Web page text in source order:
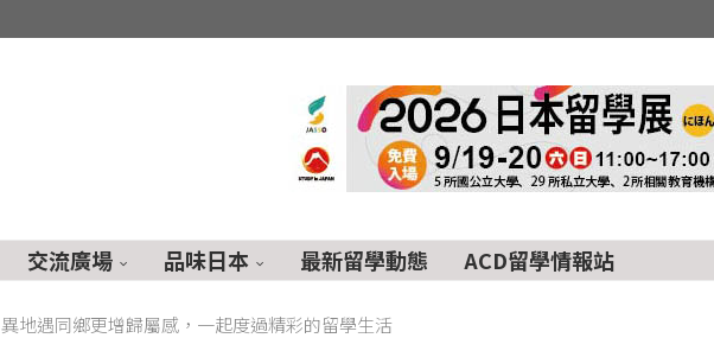
交流廣場 品味日本 最新留學動態 ACD留學情報站
異地遇同鄉更增歸屬感，一起度過精彩的留學生活